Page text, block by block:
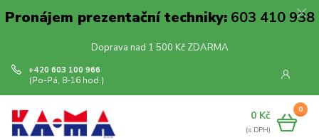
Pronájem prezentační techniky:603 410 938
Doprava nad 1 500 Kč ZDARMA
+420 603 100 966
(Po-Pá, 8-16 hod.)
0
0 Kč